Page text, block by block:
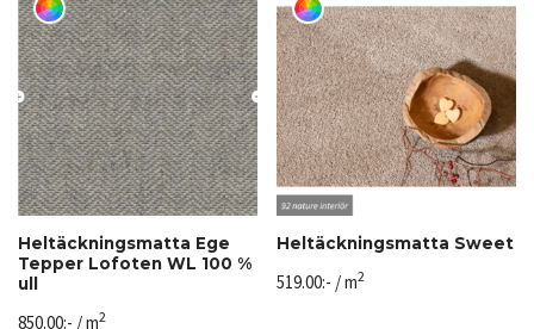
Heltäckningsmatta Ege
Tepper Lofoten WL 100 %
ull
850.00:- / m2
Heltäckningsmatta Sweet
519.00:- / m2